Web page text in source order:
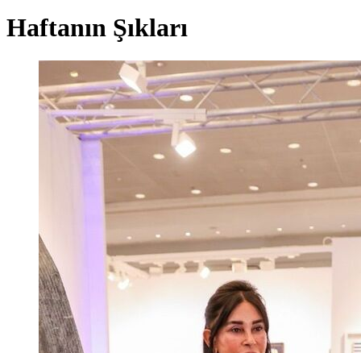
Haftanın Şıkları